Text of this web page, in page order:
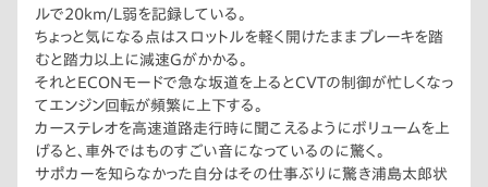
ルで20km/L弱を記録している。
ちょっと気になる点はスロットルを軽く開けたままブレーキを踏
むと踏力以上に減速Gがかかる。
それとECONモードで急な坂道を上るとCVTの制御が忙しくなっ
てエンジン回転が頻繁に上下する。
カーステレオを高速道路走行時に聞こえるようにボリュームを上
げると、車外ではものすごい音になっているのに驚く。
サポカーを知らなかった自分はその仕事ぶりに驚き浦島太郎状